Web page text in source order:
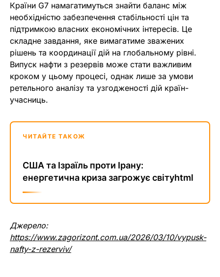
Країни G7 намагатимуться знайти баланс між
необхідністю забезпечення стабільності цін та
підтримкою власних економічних інтересів. Це
складне завдання, яке вимагатиме зважених
рішень та координації дій на глобальному рівні.
Випуск нафти з резервів може стати важливим
кроком у цьому процесі, однак лише за умови
ретельного аналізу та узгодженості дій країн-
учасниць.
ЧИТАЙТЕ ТАКОЖ
США та Ізраїль проти Ірану:
енергетична криза загрожує світуhtml
Джерело:
https://www.zagorizont.com.ua/2026/03/10/vypusk-
nafty-z-rezerviv/